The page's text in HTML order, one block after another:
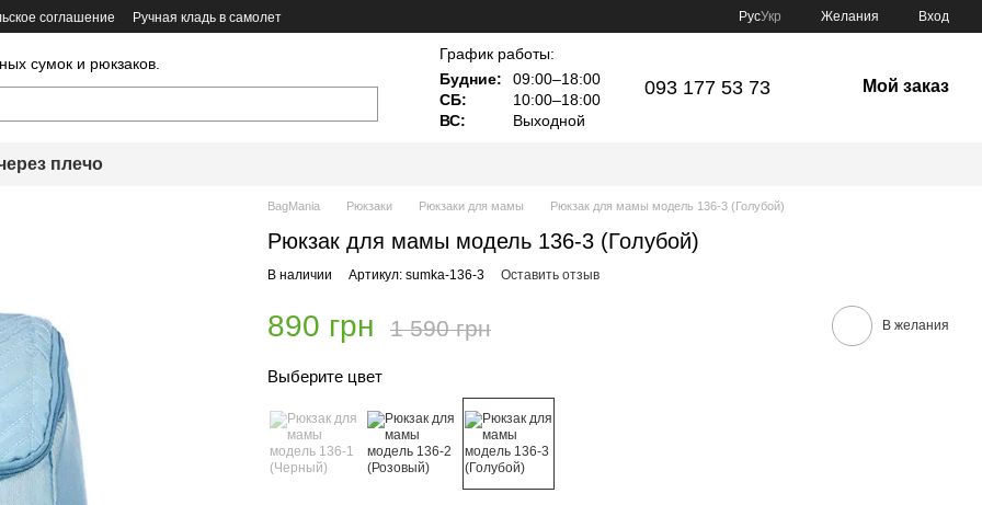
соглашение Ручная кладь в самолет РусУкр Желания Вход
сумок и рюкзаков.
График работы:
Будние:
09:00–18:00
СБ:
10:00–18:00
ВС:
Выходной
093 177 53 73 Мой заказ
плечо
BagMania Рюкзаки Рюкзаки для мамы Рюкзак для мамы модель 136-3 (Голубой)
Рюкзак для мамы модель 136-3 (Голубой)
В наличии Артикул: sumka-136-3 Оставить отзыв
890 грн 1 590 грн В желания
Выберите цвет